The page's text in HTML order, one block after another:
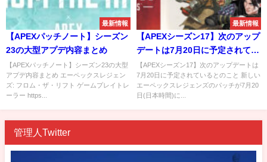
最新情報
【APEXパッチノート】シーズン
23の大型アプデ内容まとめ
【APEXパッチノート】シーズン23の大型
アプデ内容まとめ エーペックスレジェン
ズ: フロム・ザ・リフト ゲームプレイトレ
ーラー https...
最新情報
【APEXシーズン17】次のアップ
デートは7月20日に予定されてい
るとのこと
【APEXシーズン17】次のアップデートは
7月20日に予定されているとのこと 新しい
エーペックスレジェンズのパッチが7月20
日(日本時間)に...
管理人Twitter